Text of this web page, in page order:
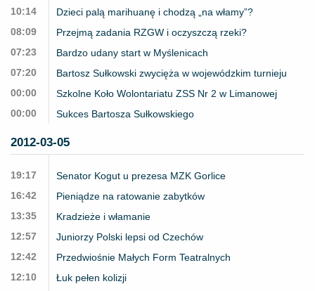
10:14
Dzieci palą marihuanę i chodzą „na włamy”?
08:09
Przejmą zadania RZGW i oczyszczą rzeki?
07:23
Bardzo udany start w Myślenicach
07:20
Bartosz Sułkowski zwycięża w wojewódzkim turnieju
00:00
Szkolne Koło Wolontariatu ZSS Nr 2 w Limanowej
00:00
Sukces Bartosza Sułkowskiego
2012-03-05
19:17
Senator Kogut u prezesa MZK Gorlice
16:42
Pieniądze na ratowanie zabytków
13:35
Kradzieże i włamanie
12:57
Juniorzy Polski lepsi od Czechów
12:42
Przedwiośnie Małych Form Teatralnych
12:10
Łuk pełen kolizji